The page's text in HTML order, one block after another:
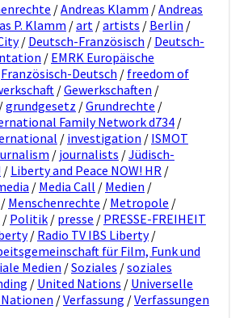
/Andreas Klamm /Andreas
P. Klamm /art /artists / Berlin /
/ Deutsch-Französisch / Deutsch-
/ EMRK Europäische
Französisch-Deutsch / freedom of
/Gewerkschaften /
/grundgesetz /Grundrechte /
Family Network d734 /
/ investigation / ISMOT
/ journalists /Jüdisch-
/ Liberty and Peace NOW! HR /
/ Media Call / Medien /
/ Menschenrechte / Metropole /
/ Politik / presse / PRESSE-FREIHEIT
/ Radio TV IBS Liberty/
für Film, Funk und
Medien /Soziales /soziales
/ United Nations / Universelle
/Verfassung /Verfassungen